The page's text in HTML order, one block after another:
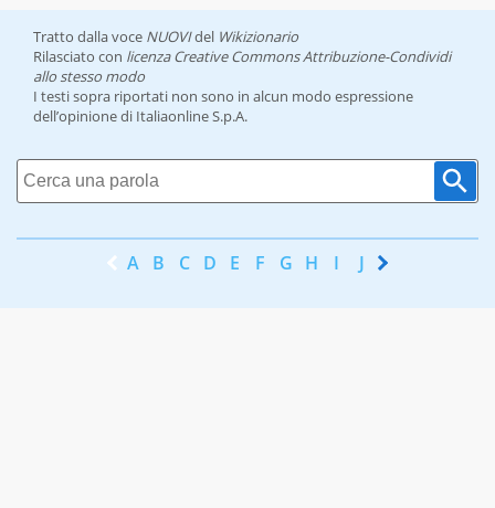
Tratto dalla voce NUOVIdel Wikizionario
Rilasciato con licenza Creative Commons Attribuzione-Condividi
allo stesso modo
I testi sopra riportati non sono in alcun modo espressione
dell’opinione di Italiaonline S.p.A.
A B C D E F G H I J K